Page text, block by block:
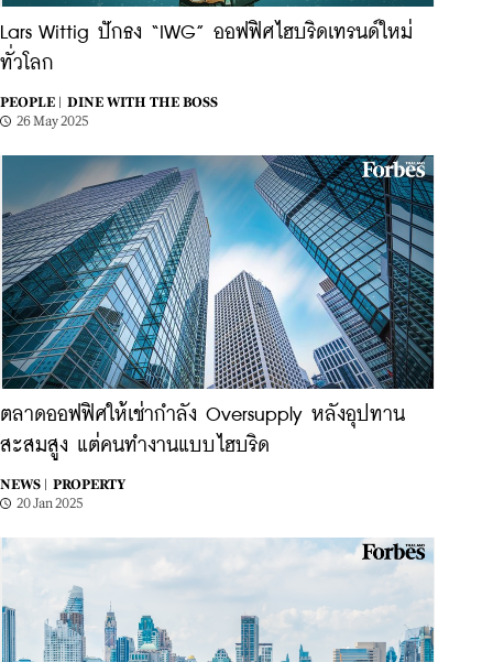
Lars Wittig ปักธง “IWG” ออฟฟิศไฮบริดเทรนด์ใหม่
ทั่วโลก
PEOPLE |
DINE WITH THE BOSS
26 May 2025
ตลาดออฟฟิศให้เช่ากำลัง Oversupply หลังอุปทาน
สะสมสูง แต่คนทำงานแบบไฮบริด
NEWS |
PROPERTY
20 Jan 2025